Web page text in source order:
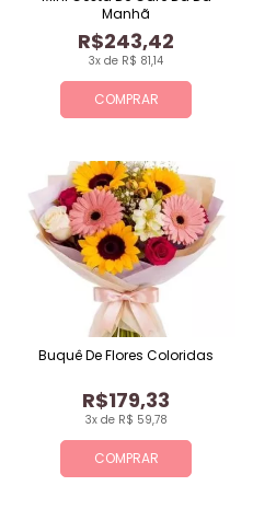
COMPRAR
3x de R$ 81,14
R$243,42
Manhã
COMPRAR
3x de R$ 59,78
R$179,33
Buquê De Flores Coloridas